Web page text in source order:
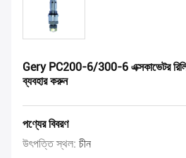
Gery PC200-6/300-6 এক্সকাভেটর
ব্যবহার করুন
পণ্যের বিবরণ
উৎপত্তি স্থল: চীন